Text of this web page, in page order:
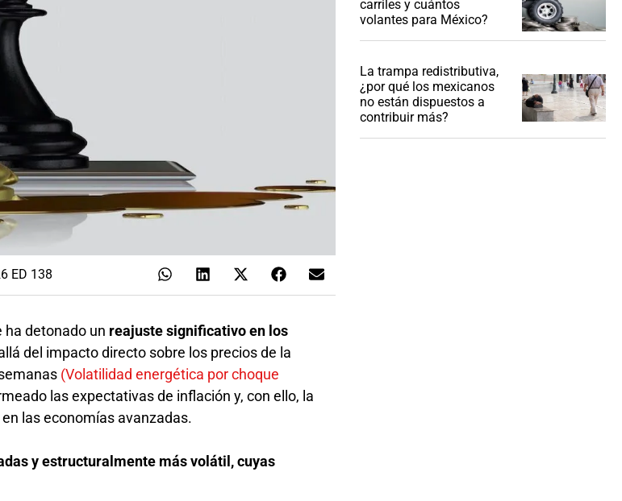
ED 138
ha detonado un reajuste significativo en los
del impacto directo sobre los precios de la
(Volatilidad energética por choque
las expectativas de inflación y, con ello, la
las economías avanzadas.
y estructuralmente más volátil, cuyas
carriles y cuántos
volantes para México?
La trampa redistributiva,
¿por qué los mexicanos
no están dispuestos a
contribuir más?